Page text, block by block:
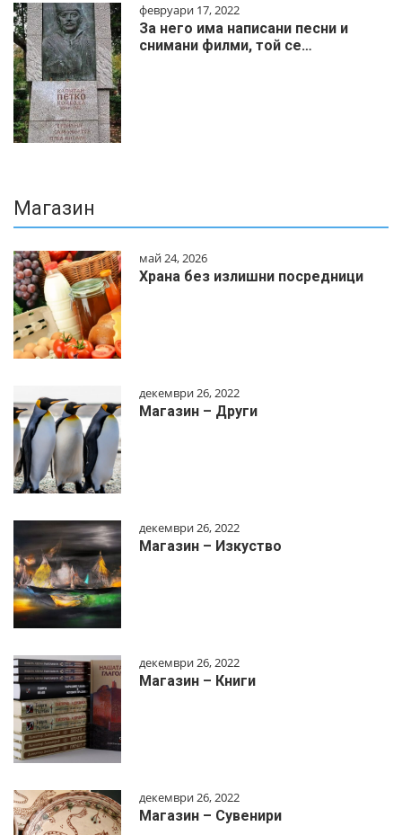
февруари 17, 2022
За него има написани песни и
снимани филми, той се…
Магазин
май 24, 2026
Храна без излишни посредници
декември 26, 2022
Магазин – Други
декември 26, 2022
Магазин – Изкуство
декември 26, 2022
Магазин – Книги
декември 26, 2022
Магазин – Сувенири